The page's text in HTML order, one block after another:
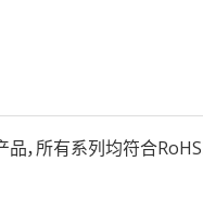
，所有系列均符合